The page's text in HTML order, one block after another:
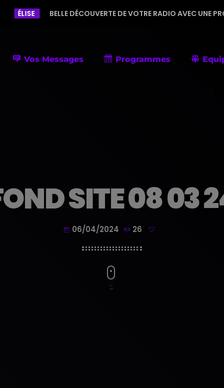
BELLE DÉCOUVERTE DE VOTRE RADIO AVEC UNE
Vos Messages Programmes
SITE 08 03
today 06/04/2024 26